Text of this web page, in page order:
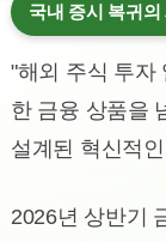
국내 증시 복귀의
"해외 주식 투자
한 금융 상품을
설계된 혁신적
2026년 상반기